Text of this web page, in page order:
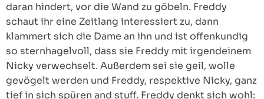
daran hindert, vor die Wand zu göbeln. Freddy
schaut ihr eine Zeitlang interessiert zu, dann
klammert sich die Dame an ihn und ist offenkundig
so sternhagelvoll, dass sie Freddy mit irgendeinem
Nicky verwechselt. Außerdem sei sie geil, wolle
gevögelt werden und Freddy, respektive Nicky, ganz
tief in sich spüren and stuff. Freddy denkt sich wohl: